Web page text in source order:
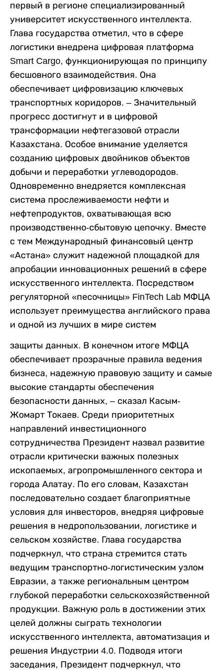
первый в регионе специализированный
университет искусственного интеллекта.
Глава государства отметил, что в сфере
логистики внедрена цифровая платформа
Smart Cargo, функционирующая по принципу
бесшовного взаимодействия. Она
обеспечивает цифровизацию ключевых
транспортных коридоров. – Значительный
прогресс достигнут и в цифровой
трансформации нефтегазовой отрасли
Казахстана. Особое внимание уделяется
созданию цифровых двойников объектов
добычи и переработки углеводородов.
Одновременно внедряется комплексная
система прослеживаемости нефти и
нефтепродуктов, охватывающая всю
производственно-сбытовую цепочку. Вместе
с тем Международный финансовый центр
«Астана» служит надежной площадкой для
апробации инновационных решений в сфере
искусственного интеллекта. Посредством
регуляторной «песочницы» FinTech Lab МФЦА
использует преимущества английского права
и одной из лучших в мире систем
защиты данных. В конечном итоге МФЦА
обеспечивает прозрачные правила ведения
бизнеса, надежную правовую защиту и самые
высокие стандарты обеспечения
безопасности данных, – сказал Касым-
Жомарт Токаев. Среди приоритетных
направлений инвестиционного
сотрудничества Президент назвал развитие
отрасли критически важных полезных
ископаемых, агропромышленного сектора и
города Алатау. По его словам, Казахстан
последовательно создает благоприятные
условия для инвесторов, внедряя цифровые
решения в недропользовании, логистике и
сельском хозяйстве. Глава государства
подчеркнул, что страна стремится стать
ведущим транспортно-логистическим узлом
Евразии, а также региональным центром
глубокой переработки сельскохозяйственной
продукции. Важную роль в достижении этих
целей должны сыграть технологии
искусственного интеллекта, автоматизация и
решения Индустрии 4.0. Подводя итоги
заседания, Президент подчеркнул, что